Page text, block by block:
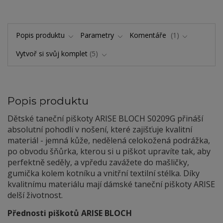
Popis produktu Parametry Komentáře
1
Vytvoř si svůj komplet 5
Popis produktu
Dětské taneční piškoty ARISE BLOCH S0209G přináší
absolutní pohodlí v nošení, které zajišťuje kvalitní
materiál - jemná kůže, nedělená celokožená podrážka,
po obvodu šňůrka, kterou si u piškot upravíte tak, aby
perfektně seděly, a vpředu zavážete do mašličky,
gumička kolem kotníku a vnitřní textilní stélka. Díky
kvalitnímu materiálu mají dámské taneční piškoty ARISE
delší životnost.
Přednosti piškotů ARISE BLOCH